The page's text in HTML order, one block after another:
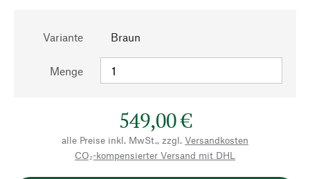
Variante Braun
Menge
549,00 €
alle Preise inkl. MwSt., zzgl. Versandkosten
CO₂-kompensierter Versand mit DHL